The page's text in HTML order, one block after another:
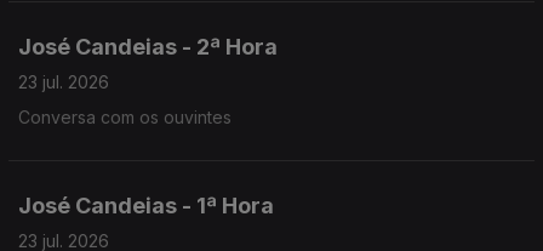
José Candeias - 2ª Hora
23 jul. 2026
Conversa com os ouvintes
José Candeias - 1ª Hora
23 jul. 2026